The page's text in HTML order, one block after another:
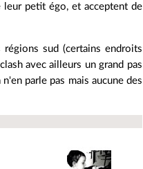
petit égo, et acceptent de
sud (certains endroits
avec ailleurs un grand pas
parle pas mais aucune des